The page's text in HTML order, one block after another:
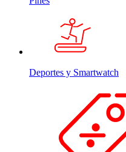
Deportes y Smartwatch